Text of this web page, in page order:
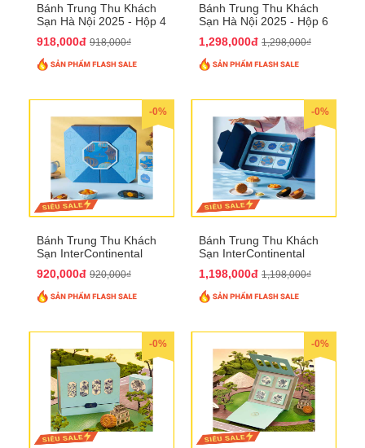
Bánh Trung Thu Khách
Sạn Hà Nội 2025 - Hộp 4
918,000đ 918,000₫
Bánh Trung Thu Khách
Sạn Hà Nội 2025 - Hộp 6
1,298,000đ 1,298,000₫
-0%
Bánh Trung Thu Khách
Sạn InterContinental
QTTT26
920,000đ 920,000₫
-0%
Bánh Trung Thu Khách
Sạn InterContinental
QTTT27
1,198,000đ 1,198,000₫
-0% -0%